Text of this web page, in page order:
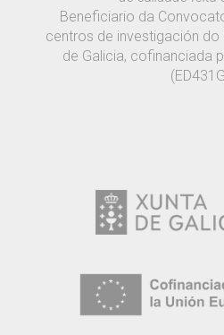
Beneficiario da
centros de investigación do
de Galicia, cofinanciada